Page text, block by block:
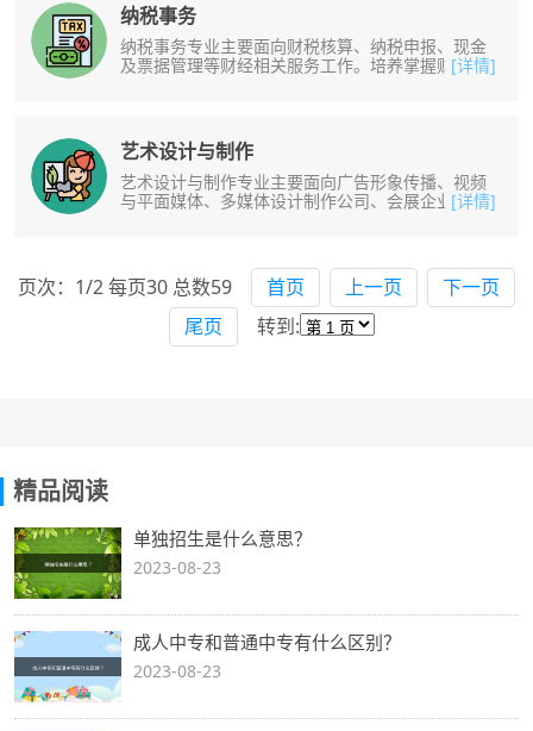
纳税事务
纳税事务专业主要面向财税核算、纳税申报、现金
及票据管理等财经相关服务工作。培养掌握财税核
[详情]
艺术设计与制作
艺术设计与制作专业主要面向广告形象传播、视频
与平面媒体、多媒体设计制作公司、会展企业等现
[详情]
页次：1/2 每页30 总数59 首页 上一页
下一页
尾页
转到:
精品阅读
单独招生是什么意思？
2023-08-23
成人中专和普通中专有什么区别？
2023-08-23